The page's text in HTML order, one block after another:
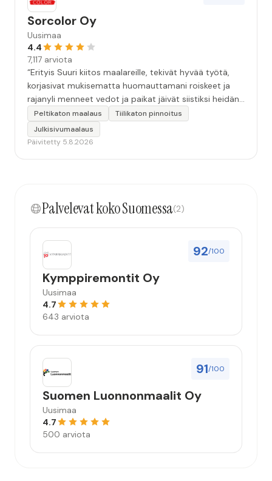
Sorcolor Oy
Uusimaa
4.4
7,117 arviota
“Erityis Suuri kiitos maalareille, tekivät hyvää työtä,
korjasivat mukisematta huomauttamani roiskeet ja
rajanyli menneet vedot ja paikat jäivät siistiksi heidän
lähtönsä jälkeen.”
Peltikaton maalaus
Tiilikaton pinnoitus
Julkisivumaalaus
Päivitetty 5.8.2026
Palvelevat koko Suomessa(2)
92/100
Kymppiremontit Oy
Uusimaa
4.7
643 arviota
91/100
Suomen Luonnonmaalit Oy
Uusimaa
4.7
500 arviota